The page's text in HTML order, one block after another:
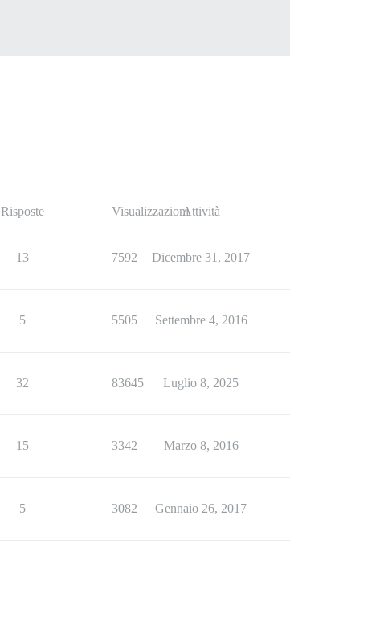
Risposte VisualizzazioniAttività
13 7592 Dicembre 31, 2017
5 5505 Settembre 4, 2016
32 83645 Luglio 8, 2025
15 3342 Marzo 8, 2016
5 3082 Gennaio 26, 2017